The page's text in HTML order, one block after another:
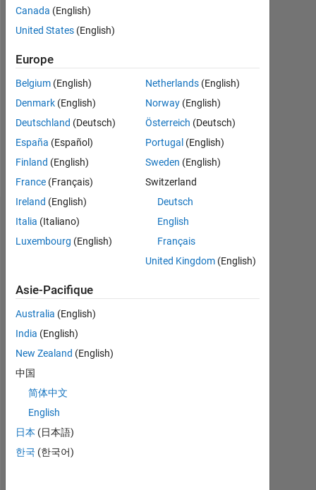
depuis
2021
Followers:
Following:
0
Follow
Tableau de bord
CONTRIBUTIONS
-2
-1
0
1
2
3
4
03/21
10/21
05/22
12/22
07/23
02/24
09/24
04/25
11/25
11/21
07/22
03/23
11/23
07/24
03/25
07/26
Canada (English)
United States (English)
Europe
Belgium (English)
Denmark (English)
Deutschland (Deutsch)
España (Español)
Finland (English)
France (Français)
Ireland (English)
Italia (Italiano)
Luxembourg (English)
Netherlands(English)
Norway(English)
Österreich (Deutsch)
Portugal (English)
Sweden (English)
Switzerland
Deutsch
English
Français
United Kingdom(English)
Asie-Pacifique
Australia (English)
India (English)
New Zealand (English)
中国
简体中文
English
日本 (日本語)
한국 (한국어)